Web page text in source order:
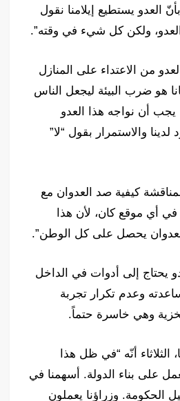
العدو يستطيع إيلامنا نقول
العدو، ولكن كل شيء في وقته”.
من الاعتداء على المنازل
هو ضرب البيئة ليجعل الناس
يجب أن نواجه هذا العدو
لدينا والاستمرار بقول “لا”
كيفية صد العدوان مع
في أي موقع كان، لأن هذا
يحصل على كل الوطن”.
يحتاج إلى أدوات في الداخل
وعدم تكرار تجربة
وهي خاسرة حتماً.
الثلاثاء أنّه “في ظل هذا
على بناء الدولة. أسهمنا في
الحكومة. وزراؤنا يعملون